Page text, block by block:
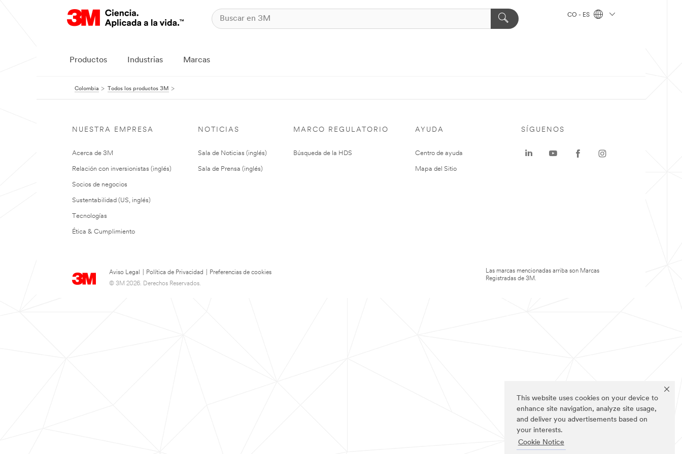
This website uses cookies on your device to
enhance site navigation, analyze site usage,
and deliver you advertisements based on
your interests.
Cookie Notice
CO - ES
Productos Industrias Marcas
Colombia Todos los productos 3M
NUESTRA EMPRESA
Acerca de 3M
Relación con inversionistas (inglés)
Socios de negocios
Sustentabilidad (US, inglés)
Tecnologías
Ética & Cumplimiento
NOTICIAS
Sala de Noticias (inglés)
Sala de Prensa (inglés)
MARCO REGULATORIO
Búsqueda de la HDS
AYUDA
Centro de ayuda
Mapa del Sitio
Aviso Legal Política de Privacidad
Preferencias de cookies
© 3M 2026. Derechos Reservados.
SÍGUENOS
Las marcas mencionadas arriba son Marcas
Registradas de 3M.